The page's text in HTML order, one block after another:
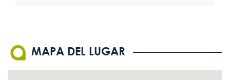
MAPA DEL LUGAR